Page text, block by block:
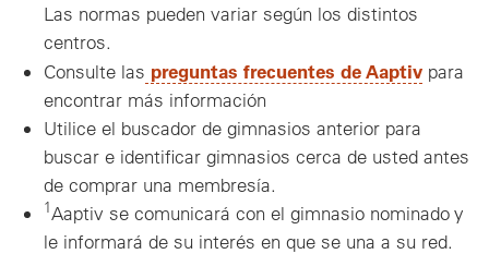
Las normas pueden variar según los distintos
centros.
Consulte las preguntas frecuentes de Aaptiv para
encontrar más información
Utilice el buscador de gimnasios anterior para
buscar e identificar gimnasios cerca de usted antes
de comprar una membresía.
1Aaptiv se comunicará con el gimnasio nominado y
le informará de su interés en que se una a su red.